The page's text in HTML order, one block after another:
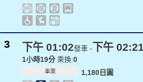
3 下午 01:02發車 -下午 02:21
1小時19分 乘換:0
車票 1,180日圓